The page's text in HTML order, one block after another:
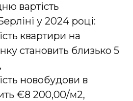
вартість
у 2024 році:
квартири на
становить близько 5
новобудови в
€8 200,00/м2,